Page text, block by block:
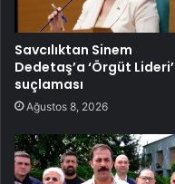
Savcılıktan Sinem
Dedetaş’a ‘Örgüt Lideri’
suçlaması
Ağustos 8, 2026